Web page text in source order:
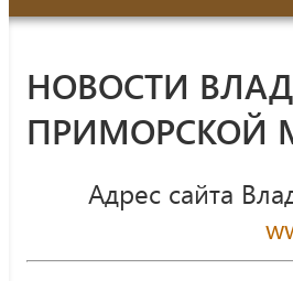
НОВОСТИ
ПРИМОРСКОЙ
Адрес сайта